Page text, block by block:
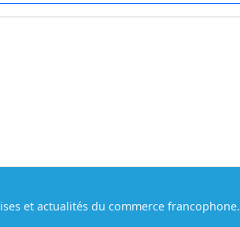
et actualités du commerce francophone.